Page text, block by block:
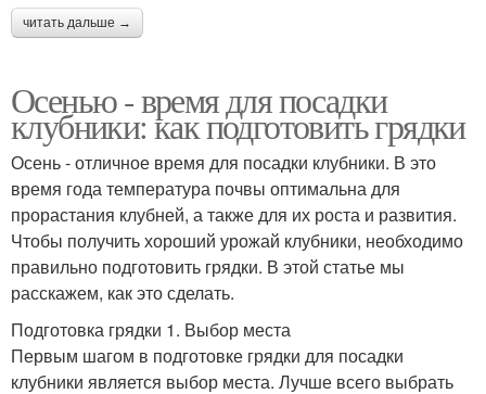
читать дальше →
Осенью - время для посадки
клубники: как подготовить грядки
Осень - отличное время для посадки клубники. В это
время года температура почвы оптимальна для
прорастания клубней, а также для их роста и развития.
Чтобы получить хороший урожай клубники, необходимо
правильно подготовить грядки. В этой статье мы
расскажем, как это сделать.
Подготовка грядки 1. Выбор места
Первым шагом в подготовке грядки для посадки
клубники является выбор места. Лучше всего выбрать